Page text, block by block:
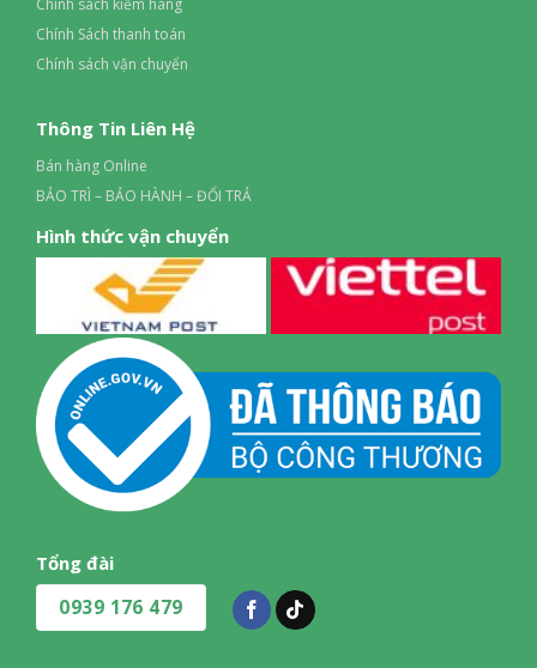
Chính sách kiểm hàng
Chính Sách thanh toán
Chính sách vận chuyển
Thông Tin Liên Hệ
Bán hàng Online
BẢO TRÌ – BẢO HÀNH – ĐỔI TRẢ
Hình thức vận chuyển
Tổng đài
0939 176 479